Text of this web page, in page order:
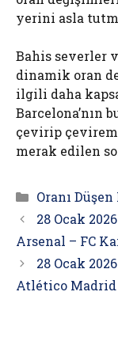
yerini asla
Bahis severler
dinamik oran
ilgili daha
Barcelona’nın
çevirip
merak edilen
Kategoriler
Oranı
28 Ocak
Arsenal – FC
28 Ocak
Atlético